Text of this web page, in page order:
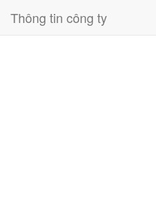
Thông tin công ty